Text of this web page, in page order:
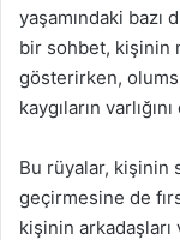
yaşamındaki bazı
bir sohbet, kişinin
gösterirken,
kaygıların
Bu rüyalar, kişinin
geçirmesine de
kişinin arkadaşları